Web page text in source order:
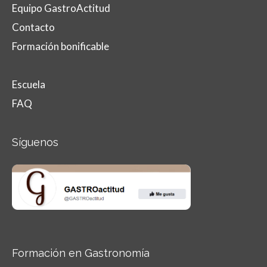
Equipo GastroActitud
Contacto
Formación bonificable
Escuela
FAQ
Síguenos
Formación en Gastronomía